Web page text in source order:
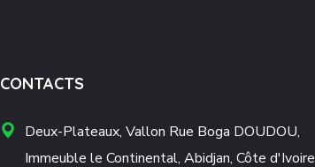
CONTACTS
Deux-Plateaux, Vallon Rue Boga DOUDOU,
Immeuble le Continental, Abidjan, Côte d'Ivoire